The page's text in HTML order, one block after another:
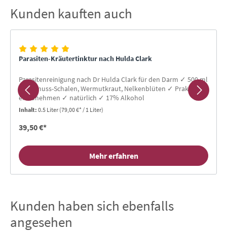
Produktgalerie überspringen
Kunden kauften auch
Parasiten-Kräutertinktur nach Hulda Clark
Parasitenreinigung nach Dr Hulda Clark für den Darm ✓ 500 ml
✓ Walnuss-Schalen, Wermutkraut, Nelkenblüten ✓ Praktisch
einzunehmen ✓ natürlich ✓ 17% Alkohol
Inhalt: 0.5 Liter (79,00 €* / 1 Liter)
39,50 €*
Mehr erfahren
Produktgalerie überspringen
Kunden haben sich ebenfalls
angesehen